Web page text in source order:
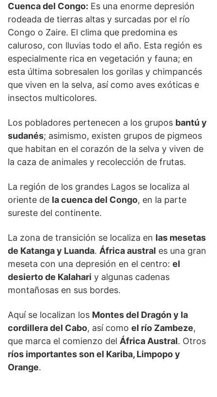
Cuenca del Congo: Es una enorme depresión
rodeada de tierras altas y surcadas por el río
Congo o Zaire. El clima que predomina es
caluroso, con lluvias todo el año. Esta región es
especialmente rica en vegetación y fauna; en
esta última sobresalen los gorilas y chimpancés
que viven en la selva, así como aves exóticas e
insectos multicolores.
Los pobladores pertenecen a los grupos bantú y
sudanés; asimismo, existen grupos de pigmeos
que habitan en el corazón de la selva y viven de
la caza de animales y recolección de frutas.
La región de los grandes Lagos se localiza al
oriente de la cuenca del Congo, en la parte
sureste del continente.
La zona de transición se localiza en las mesetas
de Katanga y Luanda. África austral es una gran
meseta con una depresión en el centro: el
desierto de Kalahari y algunas cadenas
montañosas en sus bordes.
Aquí se localizan los Montes del Dragón y la
cordillera del Cabo, así como el río Zambeze,
que marca el comienzo del África Austral. Otros
ríos importantes son el Kariba, Limpopo y
Orange.